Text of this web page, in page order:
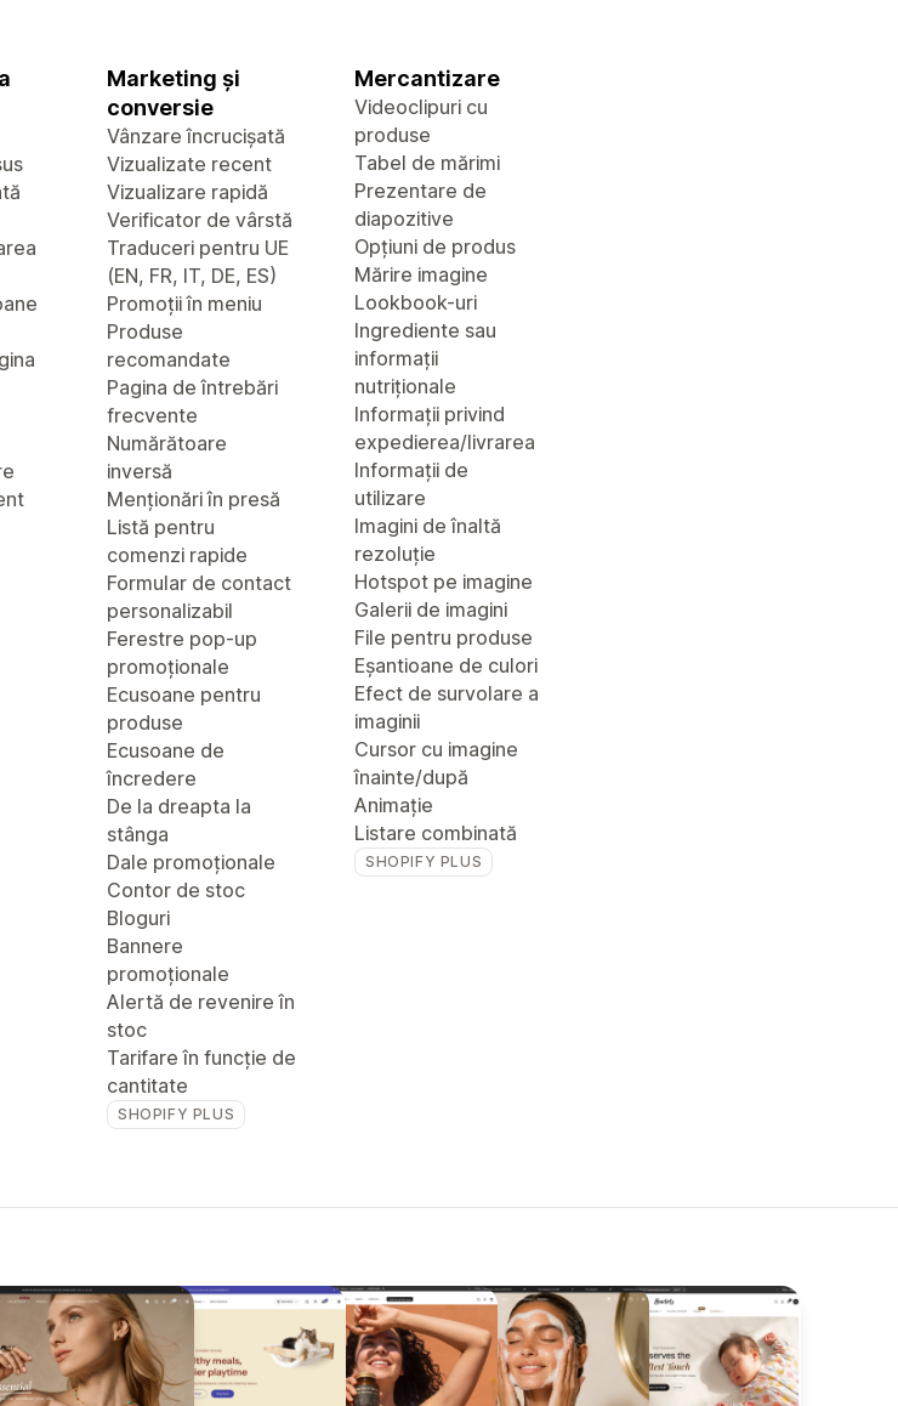
Marketing și
conversie
Vânzare încrucișată
Vizualizate recent
Vizualizare rapidă
Verificator de vârstă
Traduceri pentru UE
(EN, FR, IT, DE, ES)
Promoții în meniu
Produse
recomandate
Pagina de întrebări
frecvente
Numărătoare
inversă
Menționări în presă
Listă pentru
comenzi rapide
Formular de contact
personalizabil
Ferestre pop-up
promoționale
Ecusoane pentru
produse
Ecusoane de
încredere
De la dreapta la
stânga
Dale promoționale
Contor de stoc
Bloguri
Bannere
promoționale
Alertă de revenire în
stoc
Tarifare în funcție de
cantitate
SHOPIFY PLUS
Mercantizare
Videoclipuri cu
produse
Tabel de mărimi
Prezentare de
diapozitive
Opțiuni de produs
Mărire imagine
Lookbook-uri
Ingrediente sau
informații
nutriționale
Informații privind
expedierea/livrarea
Informații de
utilizare
Imagini de înaltă
rezoluție
Hotspot pe imagine
Galerii de imagini
File pentru produse
Eșantioane de culori
Efect de survolare a
imaginii
Cursor cu imagine
înainte/după
Animație
Listare combinată
SHOPIFY PLUS